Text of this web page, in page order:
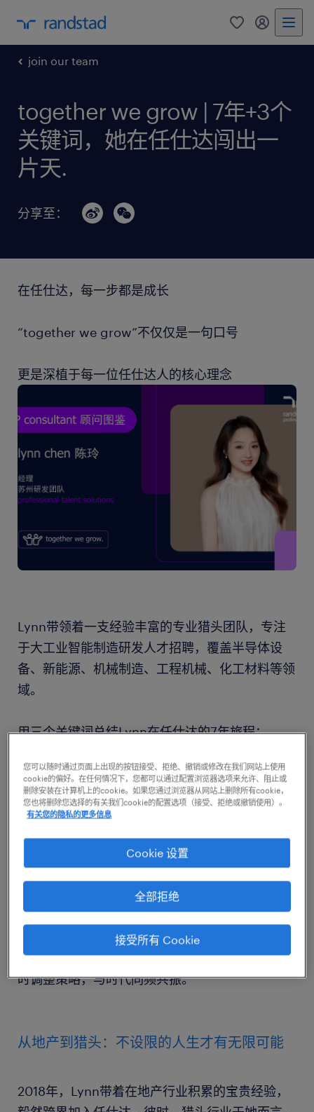
0 my
join our team
together we grow | 7年+3个
关键词，她在任仕达闯出一
片天.
分享至：
在任仕达，每一步都是成长
“together we grow”不仅仅是一句口号
更是深植于每一位任仕达人的核心理念
Lynn带领着一支经验丰富的专业猎头团队，专注
于大工业智能制造研发人才招聘，覆盖半导体设
备、新能源、机械制造、工程机械、化工材料等领
域。
用三个关键词总结Lynn在任仕达的7年旅程：
不设限
Just do it
下和过往经验，保持开放的心态，探索更多可能
性，不断追求卓越；Just do it强调果敢践行，遇
到问题积极解决，通过不断的尝试和复盘提升自
己；拥抱变化则要求我们洞察市场和行业趋势，及
时调整策略，与时代同频共振。”
从地产到猎头：不设限的人生才有无限可能
2018年，Lynn带着在地产行业积累的宝贵经验，
您可以随时通过页面上出现的按钮接受、拒绝、撤销或修改在我们网站上使用
cookie的偏好。在任何情况下，您都可以通过配置浏览器选项来允许、阻止或
删除安装在计算机上的cookie。如果您通过浏览器从网站上删除所有cookie，
您也将删除您选择的有关我们cookie的配置选项（接受、拒绝或撤销使用）。
有关您的隐私的更多信息
Cookie 设置
全部拒绝
接受所有 Cookie